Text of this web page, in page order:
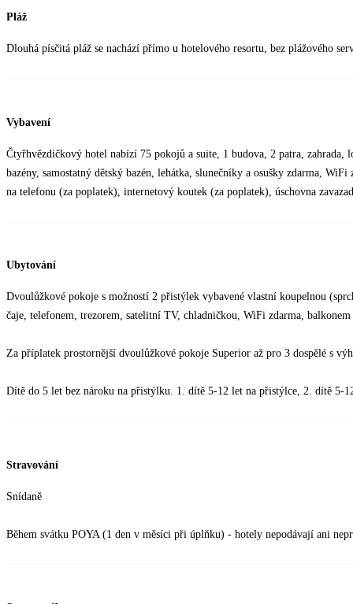
Pláž
Dlouhá písčitá pláž se nachází přímo u hotelového resortu, bez plážového
Vybavení
Čtyřhvězdičkový hotel nabízí 75 pokojů a suite, 1 budova, 2 patra, zahrada,
bazény, samostatný dětský bazén, lehátka, slunečníky a osušky zdarma,
na telefonu (za poplatek), internetový koutek (za poplatek), úschovna
Ubytování
Dvoulůžkové pokoje s možností 2 přistýlek vybavené vlastní koupelnou
čaje, telefonem, trezorem, satelitní TV, chladničkou, WiFi zdarma, balkonem
Za příplatek prostornější dvoulůžkové pokoje Superior až pro 3 dospělé s
Dítě do 5 let bez nároku na přistýlku. 1. dítě 5-12 let na přistýlce, 2. dítě 5-
Stravování
Snídaně
Během svátku POYA (1 den v měsíci při úplňku) - hotely nepodávají ani